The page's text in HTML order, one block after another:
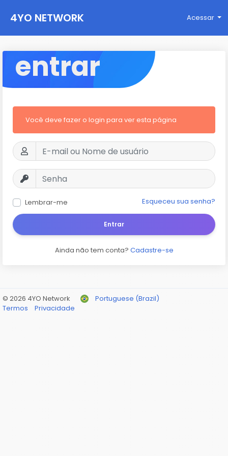
4YO NETWORK Acessar
entrar
Você deve fazer o login para ver esta página
Lembrar-me Esqueceu sua senha?
Entrar
Ainda não tem conta? Cadastre-se
© 2026 4YO Network
Portuguese (Brazil)
Termos
Privacidade